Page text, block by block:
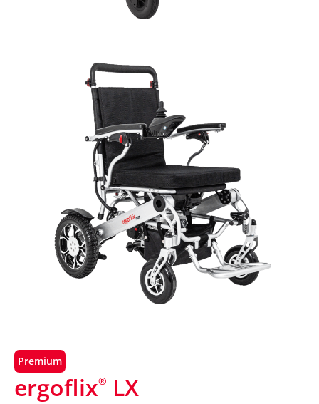
Premium
ergoflix® LX